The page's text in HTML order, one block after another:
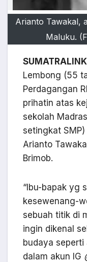
Arianto Tawakal,
Maluku.
Lembong (55
Perdagangan
prihatin atas
sekolah
setingkat
Arianto
Brimob.
“Ibu-bapak yg
kesewenang-
sebuah titik di
ingin dikenal
budaya seperti
dalam akun IG